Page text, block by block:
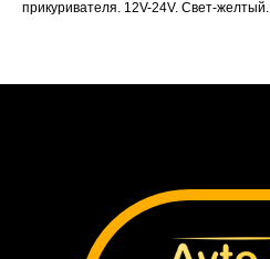
прикуривателя. 12V-24V. Свет-желтый.